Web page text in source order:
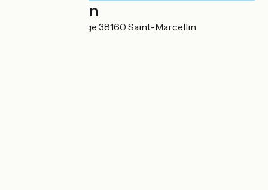
Localisation
2 avenue du Collège 38160 Saint-Marcellin